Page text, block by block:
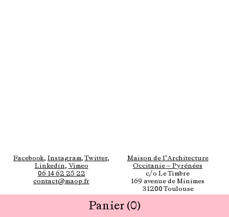
Panier (0)
Facebook, Instagram, Twitter,
Linkedin, Vimeo
Maison de l’Architecture
Occitanie — Pyrénées
06 14 62 25 22
contact@maop.fr
c/o Le Timbre
169 avenue de Minimes
31200 Toulouse